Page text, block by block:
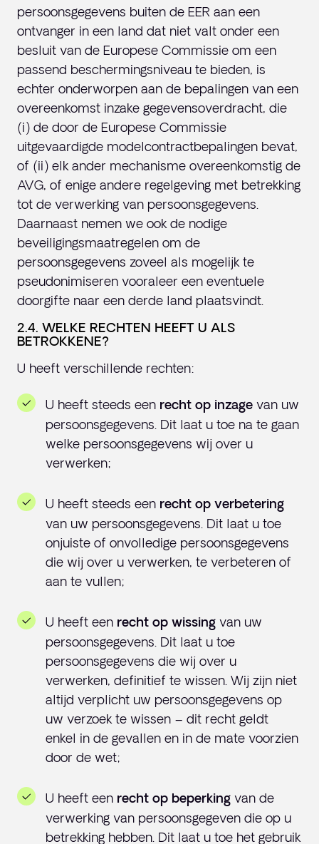
persoonsgegevens buiten de EER aan een
ontvanger in een land dat niet valt onder een
besluit van de Europese Commissie om een
passend beschermingsniveau te bieden, is
echter onderworpen aan de bepalingen van een
overeenkomst inzake gegevensoverdracht, die
(i) de door de Europese Commissie
uitgevaardigde modelcontractbepalingen bevat,
of (ii) elk ander mechanisme overeenkomstig de
AVG, of enige andere regelgeving met betrekking
tot de verwerking van persoonsgegevens.
Daarnaast nemen we ook de nodige
beveiligingsmaatregelen om de
persoonsgegevens zoveel als mogelijk te
pseudonimiseren vooraleer een eventuele
doorgifte naar een derde land plaatsvindt.
2.4. WELKE RECHTEN HEEFT U ALS
BETROKKENE?
U heeft verschillende rechten:
U heeft steeds een recht op inzage van uw
persoonsgegevens. Dit laat u toe na te gaan
welke persoonsgegevens wij over u
verwerken;
U heeft steeds een recht op verbetering
van uw persoonsgegevens. Dit laat u toe
onjuiste of onvolledige persoonsgegevens
die wij over u verwerken, te verbeteren of
aan te vullen;
U heeft een recht op wissing van uw
persoonsgegevens. Dit laat u toe
persoonsgegevens die wij over u
verwerken, definitief te wissen. Wij zijn niet
altijd verplicht uw persoonsgegevens op
uw verzoek te wissen – dit recht geldt
enkel in de gevallen en in de mate voorzien
door de wet;
U heeft een recht op beperking van de
verwerking van persoonsgegeven die op u
betrekking hebben. Dit laat u toe het gebruik